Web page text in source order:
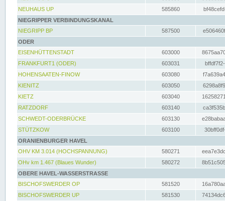
NEUHAUS UP
585860
NIEGRIPPER VERBINDUNGSKANAL
NIEGRIPP BP
587500
ODER
EISENHÜTTENSTADT
603000
FRANKFURT1 (ODER)
603031
HOHENSAATEN-FINOW
603080
KIENITZ
603050
KIETZ
603040
RATZDORF
603140
SCHWEDT-ODERBRÜCKE
603130
STÜTZKOW
603100
ORANIENBURGER HAVEL
OHV KM 3.014 (HOCHSPANNUNG)
580271
OHv km 1.467 (Blaues Wunder)
580272
OBERE HAVEL-WASSERSTRASSE
BISCHOFSWERDER OP
581520
BISCHOFSWERDER UP
581530